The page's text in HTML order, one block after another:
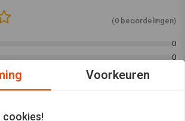
en/of tandwielen te gebruiken.
(ABS) (NU)
(0 beoordelingen)
0
0
Voorkeuren
cookies!